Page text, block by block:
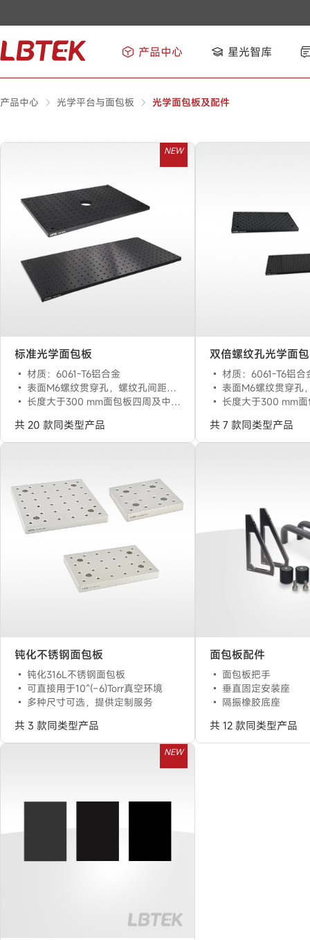
产品中心 星光智库
产品中心 光学平台与面包板 光学面包板及配件
NEW
标准光学面包板
材质：6061-T6铝合金
表面M6螺纹贯穿孔，螺纹孔间距为25 mm
长度大于300 mm面包板四周及中心共有五个沉头安装孔
共 20 款同类型产品
双倍螺纹孔光学面
材质：6061-T6铝合
表面M6螺纹贯穿孔，螺纹
长度大于300 mm面包板四周及
共 7 款同类型产品
钝化不锈钢面包板
钝化316L不锈钢面包板
可直接用于10^(−6)Torr真空环境
多种尺寸可选，提供定制服务
共 3 款同类型产品
面包板配件
面包板把手
垂直固定安装座
隔振橡胶底座
共 12 款同类型产品
NEW